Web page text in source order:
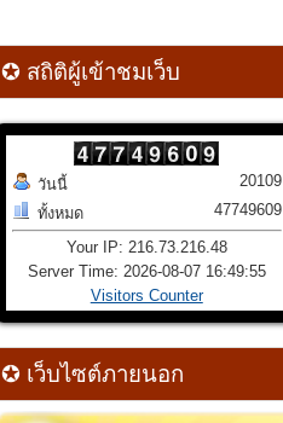
✪ สถิติผู้เข้าชมเว็บ
วันนี้
ทั้งหมด
20109
47749609
Your IP: 216.73.216.48
Server Time: 2026-08-07 16:49:55
Visitors Counter
✪ เว็บไซต์ภายนอก